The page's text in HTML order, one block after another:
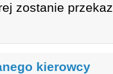
zostanie
kierowcy